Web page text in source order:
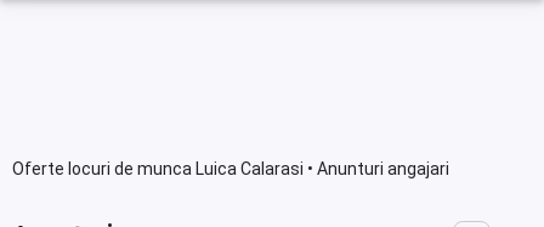
Oferte locuri de munca Luica Calarasi • Anunturi angajari